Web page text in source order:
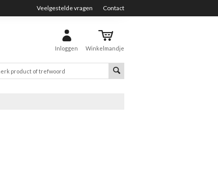
Veelgestelde vragen Contact
Inloggen Winkelmandje